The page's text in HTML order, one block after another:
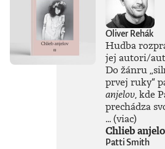
imagináciu, Garáže,
gitaru, klavír,
mamu, otca aj
brata.Štyri
medzihry vo forme
posluchových
jukeboxov testujú
Denisov hudobný
rozhľad. Body
pozbiera takmer za
všetko.Za rozhovor
s Denisom Bangom
o Beatles, ktorý je
Oliver Rehák
Hudba
jej autori/
Do žánru „
prvej ruky“
anjelov, kde
prechádza
...(viac)
Chlieb
Patti Smith